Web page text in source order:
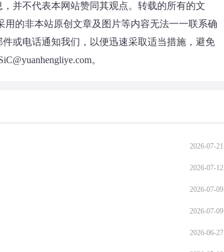
并不代表本网站赞同其观点。转载的所有的文
的非本站原创文章及图片等内容无法一一联系确
或电话通知我们，以便迅速采取适当措施，避免
。
2026-07-21
2026-07-12
2026-07-09
2026-07-09
2026-06-27